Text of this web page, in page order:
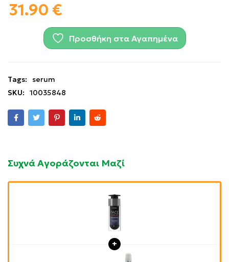
31.90 €
Προσθήκη στα Αγαπημένα
Tags:
serum
SKU:
10035848
Συχνά Αγοράζονται Μαζί